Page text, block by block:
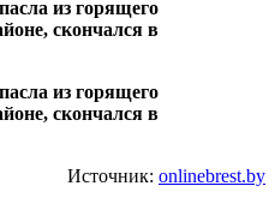
Источник: onlinebrest.by